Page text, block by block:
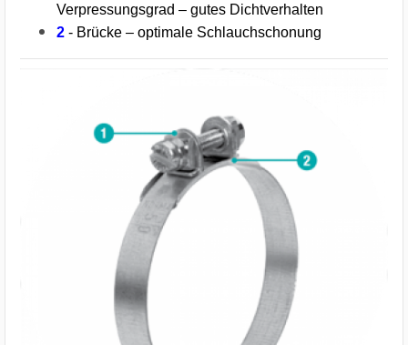
Verpressungsgrad – gutes Dichtverhalten
2 - Brücke – optimale Schlauchschonung